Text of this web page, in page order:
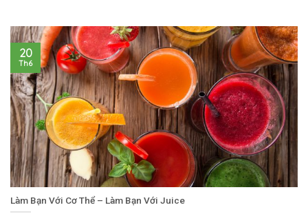
Làm Bạn Với Cơ Thể – Làm Bạn Với Juice
20
Th6